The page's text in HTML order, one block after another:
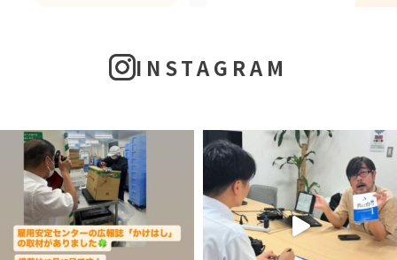
INSTAGRAM